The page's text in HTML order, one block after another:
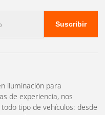
Suscribir
iluminación para
de experiencia, nos
tipo de vehículos: desde